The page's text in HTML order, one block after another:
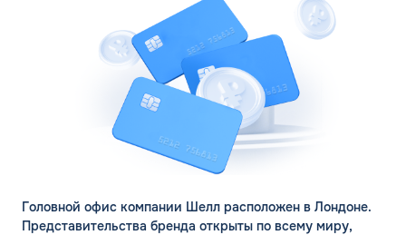
Головной офис компании Шелл расположен в Лондоне.
Представительства бренда открыты по всему миру,